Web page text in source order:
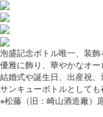
泡盛記念ボトル唯一、装飾
優雅に飾り、華やかなオ
結婚式や誕生日、出産祝、
サンキューボトルとしても
※松藤（旧：崎山酒造廠）